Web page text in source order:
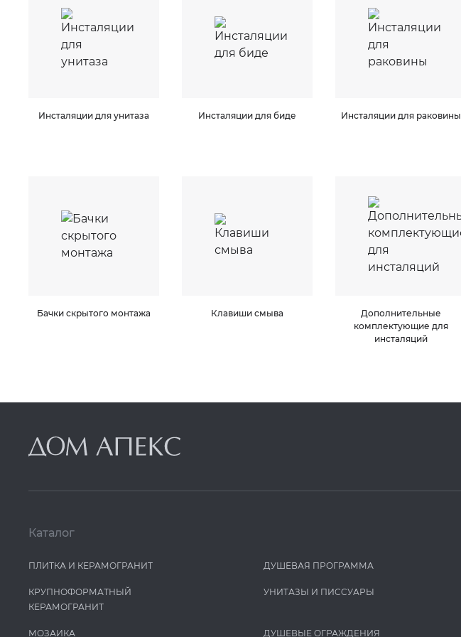
Инсталяции для унитаза Инсталяции для биде Инсталяции для раковины
Бачки скрытого монтажа Клавиши смыва
Дополнительные
комплектующие для
инсталяций
Каталог
ПЛИТКА И КЕРАМОГРАНИТ
КРУПНОФОРМАТНЫЙ
КЕРАМОГРАНИТ
МОЗАИКА
ДУШЕВАЯ ПРОГРАММА
УНИТАЗЫ И ПИCCУАРЫ
ДУШЕВЫЕ ОГРАЖДЕНИЯ